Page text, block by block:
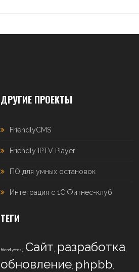
ДРУГИЕ ПРОЕКТЫ
FriendlyCMS
Friendly IPTV Player
ПО для умных остановок
Интеграция с 1С:Фитнес-клуб
ТЕГИ
friendlycms , Сайт, разработка,
обновление, phpbb,